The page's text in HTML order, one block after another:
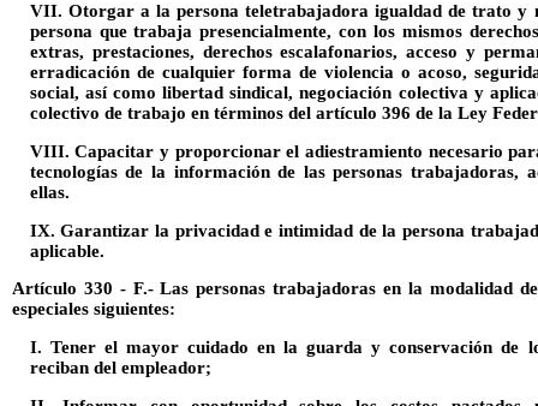
VII. Otorgar a la persona teletrabajadora igualdad de trato y
persona que trabaja presencialmente, con los mismos
extras, prestaciones, derechos escalafonarios, acceso y
erradicación de cualquier forma de violencia o acoso,
social, así como libertad sindical, negociación colectiva y
colectivo de trabajo en términos del artículo 396 de la Ley
VIII. Capacitar y proporcionar el adiestramiento necesario
tecnologías de la información de las personas trabajadoras,
ellas.
IX. Garantizar la privacidad e intimidad de la persona
aplicable.
Artículo 330 - F.- Las personas trabajadoras en la modalidad
especiales siguientes:
I. Tener el mayor cuidado en la guarda y conservación de
reciban del empleador;